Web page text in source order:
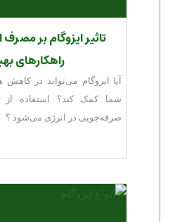
تاثیر ایزوگام بر
راهکارهای
آیا ایزوگام می‌تواند در
شما کمک کند؟ استفاده از
صرفه‌جویی در انرژی می‌شود ؟